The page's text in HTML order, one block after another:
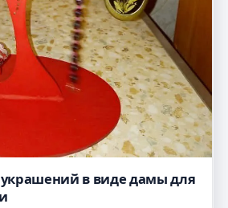
украшений в виде дамы для